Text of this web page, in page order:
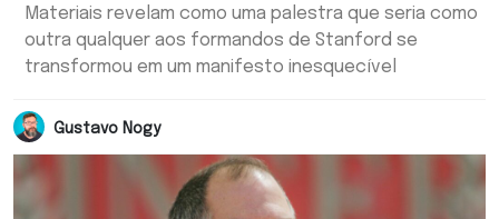
Materiais revelam como uma palestra que seria como
outra qualquer aos formandos de Stanford se
transformou em um manifesto inesquecível
Gustavo Nogy